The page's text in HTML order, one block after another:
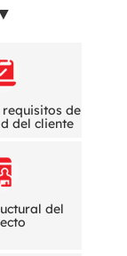
de
del cliente
del